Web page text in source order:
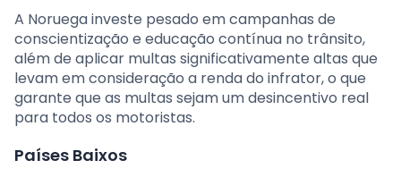
A Noruega investe pesado em campanhas de
conscientização e educação contínua no trânsito,
além de aplicar multas significativamente altas que
levam em consideração a renda do infrator, o que
garante que as multas sejam um desincentivo real
para todos os motoristas.
Países Baixos